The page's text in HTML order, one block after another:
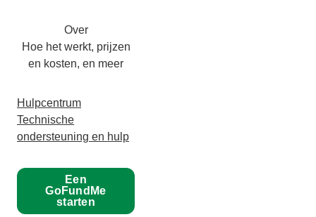
Over
Hoe het werkt, prijzen
en kosten, en meer
Hulpcentrum
Technische
ondersteuning en hulp
Een
GoFundMe
starten